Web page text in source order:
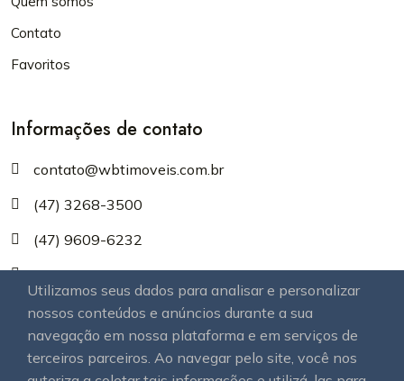
Utilizamos seus dados para analisar e personalizar
nossos conteúdos e anúncios durante a sua
navegação em nossa plataforma e em serviços de
terceiros parceiros. Ao navegar pelo site, você nos
Contato
Favoritos
Informações de contato
contato@wbtimoveis.com.br
(47) 3268-3500
(47) 9609-6232
(47) 99609-6232
(47) 99628-4031
(47) 99951-4403